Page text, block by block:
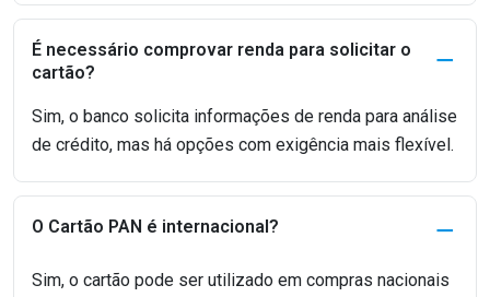
É necessário comprovar renda para solicitar o
cartão?
Sim, o banco solicita informações de renda para análise
de crédito, mas há opções com exigência mais flexível.
O Cartão PAN é internacional?
Sim, o cartão pode ser utilizado em compras nacionais